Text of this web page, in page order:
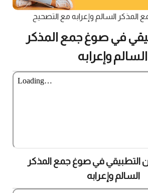
المذكر السالم وإعرابه مع التصحيح
في صوغ جمع المذكر
السالم وإعرابه
التطبيقي في صوغ جمع المذكر
السالم وإعرابه